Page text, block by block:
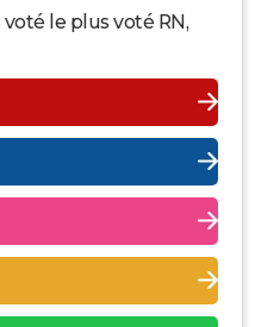
le plus voté RN,